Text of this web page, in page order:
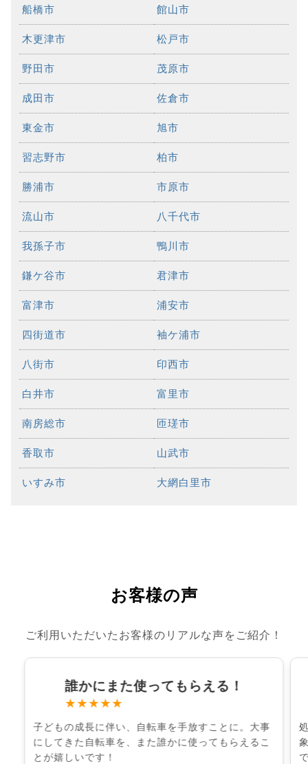
船橋市 館山市
木更津市 松戸市
野田市 茂原市
成田市 佐倉市
東金市 旭市
習志野市 柏市
勝浦市 市原市
流山市 八千代市
我孫子市 鴨川市
鎌ケ谷市 君津市
富津市 浦安市
四街道市 袖ケ浦市
八街市 印西市
白井市 富里市
南房総市 匝瑳市
香取市 山武市
いすみ市 大網白里市
お客様の声
ご利用いただいたお客様のリアルな声をご紹介！
誰かにまた使ってもらえる！
★★★★★
子どもの成長に伴い、自転車を手放すことに。大事
にしてきた自転車を、また誰かに使ってもらえるこ
とが嬉しいです！